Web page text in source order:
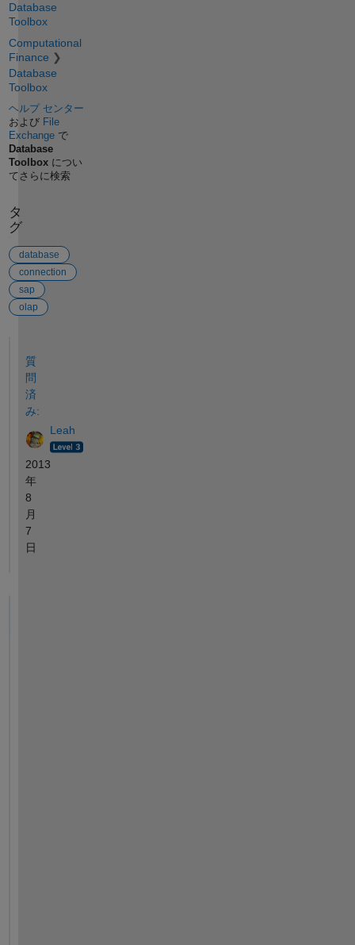
Database
Toolbox
Computational
Finance
Database
Toolbox
ヘルプ センター
および File
Exchangeで
Database
Toolboxについ
てさらに検索
タ
グ
database
connection
sap
olap
質
問
済
み:
Leah
2013
年
8
月
7
日